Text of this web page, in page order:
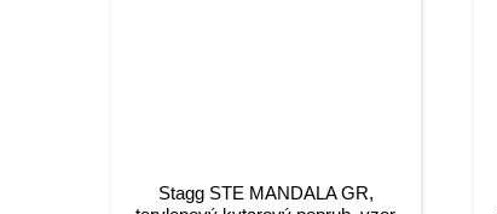
Stagg STE MANDALA GR,